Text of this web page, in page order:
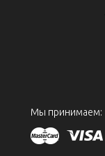
Мы принимаем: